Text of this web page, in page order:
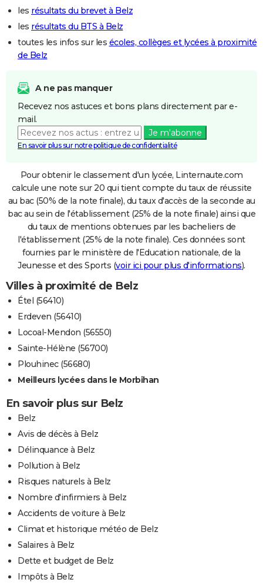
les résultats du brevet à Belz
les résultats du BTS à Belz
toutes les infos sur les écoles, collèges et lycées à proximité
de Belz
A ne pas manquer
Recevez nos astuces et bons plans directement par e-
mail.
Je m'abonne
En savoir plus sur notre politique de confidentialité
Pour obtenir le classement d'un lycée, Linternaute.com
calcule une note sur 20 qui tient compte du taux de réussite
au bac (50% de la note finale), du taux d'accès de la seconde au
bac au sein de l'établissement (25% de la note finale) ainsi que
du taux de mentions obtenues par les bacheliers de
l'établissement (25% de la note finale). Ces données sont
fournies par le ministère de l'Education nationale, de la
Jeunesse et des Sports (voir ici pour plus d'informations).
Villes à proximité de Belz
Étel (56410)
Erdeven (56410)
Locoal-Mendon (56550)
Sainte-Hélène (56700)
Plouhinec (56680)
Meilleurs lycées dans le Morbihan
En savoir plus sur Belz
Belz
Avis de décès à Belz
Délinquance à Belz
Pollution à Belz
Risques naturels à Belz
Nombre d'infirmiers à Belz
Accidents de voiture à Belz
Climat et historique météo de Belz
Salaires à Belz
Dette et budget de Belz
Impôts à Belz